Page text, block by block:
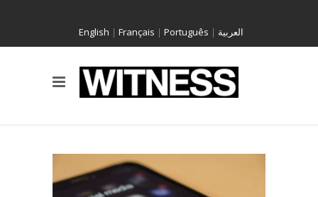
English | Français | Português | العربية